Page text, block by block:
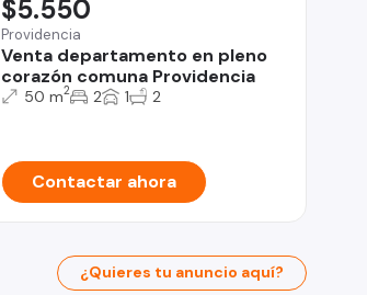
Providencia
Venta departamento en pleno
corazón comuna Providencia
$5.550
50 m2 2 1 2
Contactar ahora
¿Quieres tu anuncio aquí?